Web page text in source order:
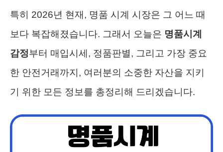
특히 2026년 현재, 명품 시계 시장은 그 어느 때
보다 복잡해졌습니다. 그래서 오늘은 명품시계
감정부터 매입시세, 정품판별, 그리고 가장 중요
한 안전거래까지, 여러분의 소중한 자산을 지키
기 위한 모든 정보를 총정리해 드리겠습니다.